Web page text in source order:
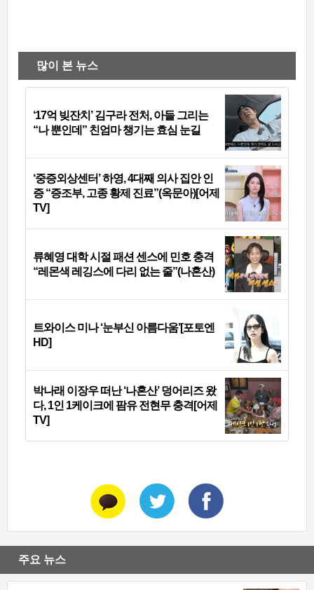
많이 본 뉴스
‘17억 빚잔치’ 김구라 전처, 아들 그리는
“나 뿐인데” 친엄마 챙기는 효심 눈길
‘중증외상센터’ 하영, 4대째 의사 집안 인
증 “증조부, 고종 황제 진료”(옥문아)[어제
TV]
류혜영 대학 시절 패션 센스에 민호 충격
“레몬색 레깅스에 다리 없는 줄”(나혼산)
트와이스 미나 ‘눈부신 아름다움’[포토엔
HD]
박나래 이장우 떠난 ‘나혼산’ 덩어리즈 왔
다, 1인 1케이크에 팜유 전현무 충격[어제
TV]
주요 뉴스